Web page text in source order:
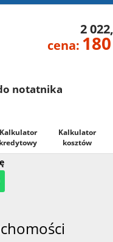
2
cena:
notatnika
Kalkulator
kredytowy
Kalkulator
kosztów